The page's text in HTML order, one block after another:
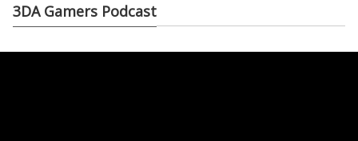
3DA Gamers Podcast